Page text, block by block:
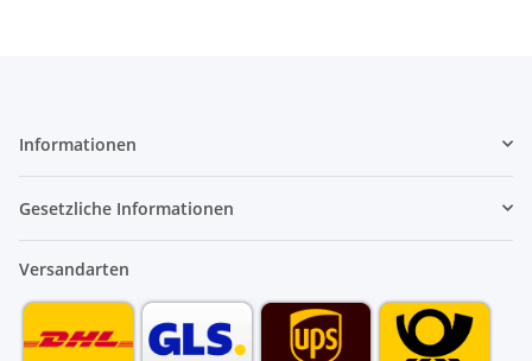
Informationen
Gesetzliche Informationen
Versandarten